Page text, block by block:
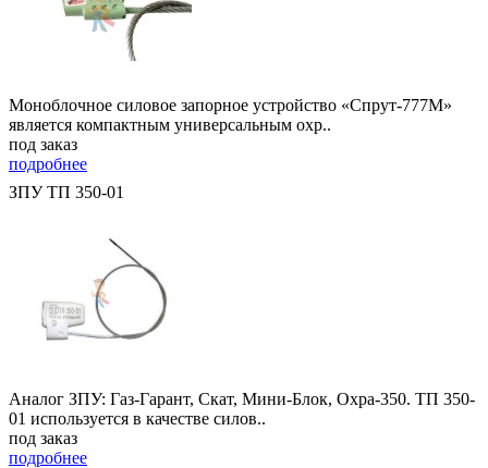
Моноблочное силовое запорное устройство «Спрут-777М»
является компактным универсальным охр..
под заказ
подробнее
ЗПУ ТП 350-01
Аналог ЗПУ: Газ-Гарант, Скат, Мини-Блок, Охра-350. ТП 350-
01 используется в качестве силов..
под заказ
подробнее